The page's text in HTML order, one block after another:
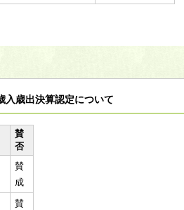
入歳出決算認定について
賛
否
賛
成
賛